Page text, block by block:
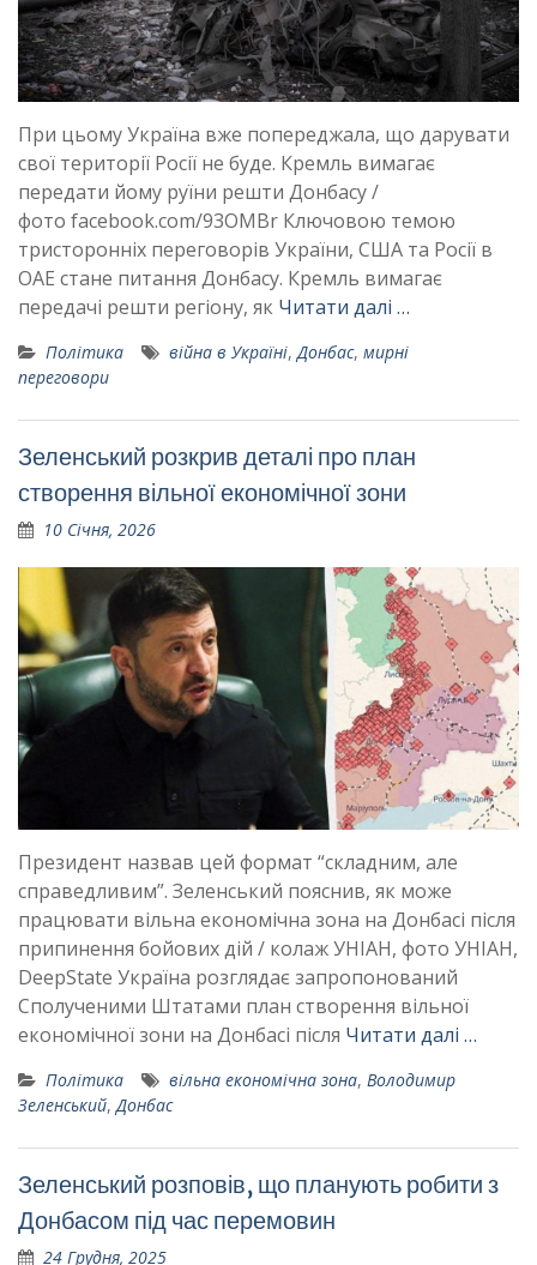
При цьому Україна вже попереджала, що дарувати
свої території Росії не буде. Кремль вимагає
передати йому руїни решти Донбасу /
фото facebook.com/93OMBr Ключовою темою
тристоронніх переговорів України, США та Росії в
ОАЕ стане питання Донбасу. Кремль вимагає
передачі решти регіону, як Читати далі …
Політика війна в Україні,Донбас, мирні
переговори
Зеленський розкрив деталі про план
створення вільної економічної зони
10 Січня, 2026
Президент назвав цей формат “складним, але
справедливим”. Зеленський пояснив, як може
працювати вільна економічна зона на Донбасі після
припинення бойових дій / колаж УНІАН, фото УНІАН,
DeepState Україна розглядає запропонований
Сполученими Штатами план створення вільної
економічної зони на Донбасі після Читати далі …
Політика вільна економічна зона, Володимир
Зеленський, Донбас
Зеленський розповів, що планують робити з
Донбасом під час перемовин
24 Грудня, 2025